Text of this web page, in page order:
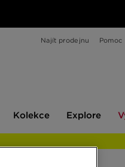
Najít prodejnu Pomoc
Kolekce Explore